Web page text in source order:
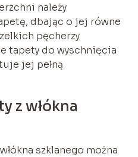
należy
dbając o jej równe
pęcherzy
tapety do wyschnięcia
jej pełną
z włókna
szklanego można